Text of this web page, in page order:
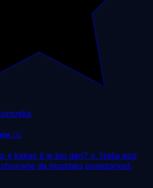
❤️‍🔥
« kakav ti je bio dan? ». Naša app
da boostaju povezanost,